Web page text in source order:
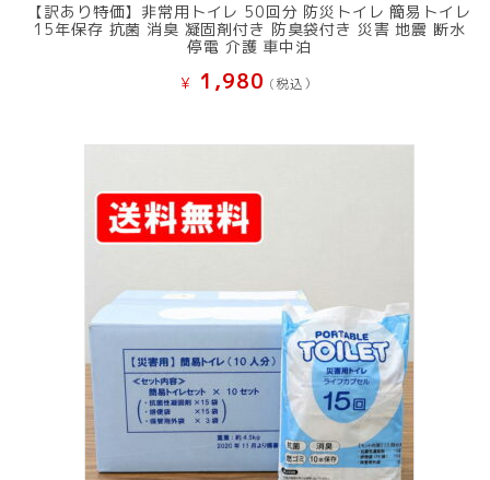
【訳あり特価】非常用トイレ 50回分 防災トイレ 簡易トイレ
15年保存 抗菌 消臭 凝固剤付き 防臭袋付き 災害 地震 断水
停電 介護 車中泊
¥ 1,980 (税込）